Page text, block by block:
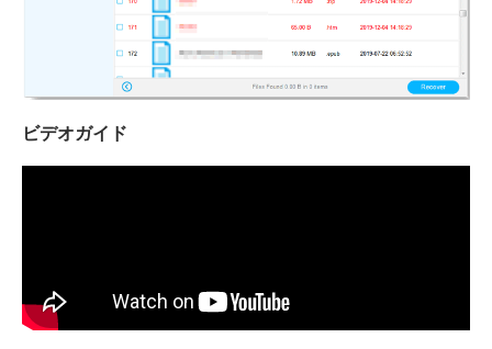
ビデオガイド